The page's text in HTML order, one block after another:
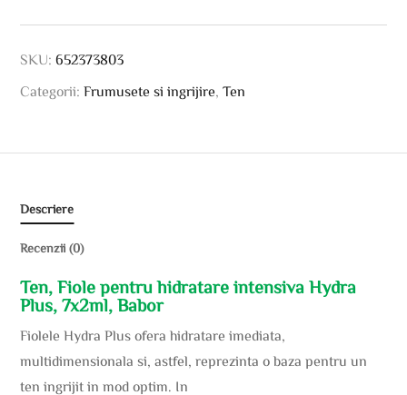
SKU:652373803
Categorii:Frumusete si ingrijire ,Ten
Descriere
Recenzii (0)
Ten, Fiole pentru hidratare intensiva Hydra
Plus, 7x2ml, Babor
Fiolele Hydra Plus ofera hidratare imediata,
multidimensionala si, astfel, reprezinta o baza pentru un
ten ingrijit in mod optim. In